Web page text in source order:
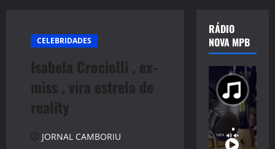
CELEBRIDADES
Isabela Crociolli , ex-
miss , vira estrela de
reality
JORNAL CAMBORIU
RÁDIO
NOVA MPB